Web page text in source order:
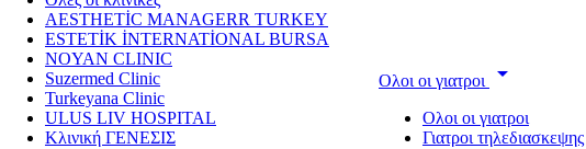
AESTHETİC MANAGERR TURKEY
ESTETİK İNTERNATİONAL BURSA
NOYAN CLINIC
Suzermed Clinic
Turkeyana Clinic
ULUS LIV HOSPITAL
Κλινική ΓΕΝΕΣΙΣ
Oλοι οι γιατροι arrow_drop_down
Oλοι οι γιατροι
Γιατροι τηλεδιασκεψης